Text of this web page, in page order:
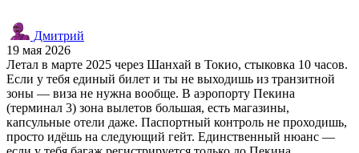
Дмитрий
19 мая 2026
Летал в марте 2025 через Шанхай в Токио, стыковка 10 часов.
Если у тебя единый билет и ты не выходишь из транзитной
зоны — виза не нужна вообще. В аэропорту Пекина
(терминал 3) зона вылетов большая, есть магазины,
капсульные отели даже. Паспортный контроль не проходишь,
просто идёшь на следующий гейт. Единственный нюанс —